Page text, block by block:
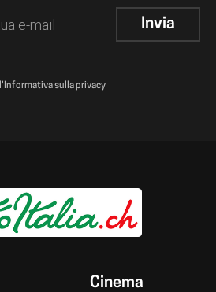
sulla privacy
Cinema